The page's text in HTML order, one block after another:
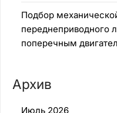
Подбор
переднеприводного
поперечным
Архив
Июль 2026